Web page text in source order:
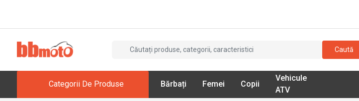
Caută
Categorii De Produse Bărbați Femei Copii
Vehicule
ATV